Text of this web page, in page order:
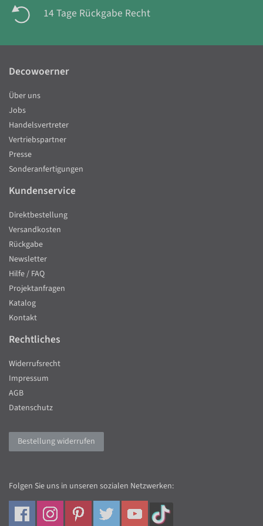
14 Tage Rückgabe Recht
Decowoerner
Über uns
Jobs
Handelsvertreter
Vertriebspartner
Presse
Sonderanfertigungen
Kundenservice
Direktbestellung
Versandkosten
Rückgabe
Newsletter
Hilfe / FAQ
Projektanfragen
Katalog
Kontakt
Rechtliches
Widerrufsrecht
Impressum
AGB
Datenschutz
Bestellung widerrufen
Folgen Sie uns in unseren sozialen Netzwerken: